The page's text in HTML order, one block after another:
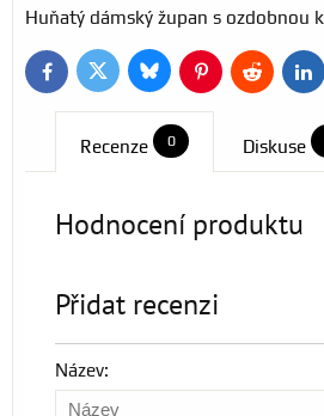
Huňatý dámský župan s ozdobnou
FacebookTwitterBlueskyPinterestReddit
Recenze 0 Diskuse
Hodnocení produktu
Přidat recenzi
Název: